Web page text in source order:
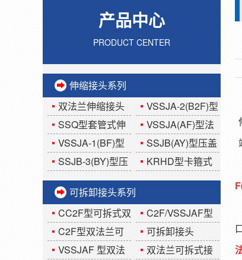
产品中心
PRODUCT CENTER
伸缩接头系列
双法兰伸缩接头
使用安装说明
VSSJA-2(B2F)型
双法兰限位伸缩接
头
SSQ型套管式伸
缩器
VSSJA(AF)型法
兰式松套伸缩接头
VSSJA-1(BF)型
单法兰限位伸缩接
头
SSJB(AY)型压盖
式伸缩接头
SSJB-3(BY)型压
盖式限位伸缩接头
KRHD型卡箍式
柔性伸缩接头
可拆卸接头系列
CC2F型可拆式双
法兰传力接头
C2F/VSSJAF型
球墨铸铁可拆卸接
头
C2F型双法兰可
拆式接头
可拆卸接头
VSSJAF 型双法
双法兰可拆式接